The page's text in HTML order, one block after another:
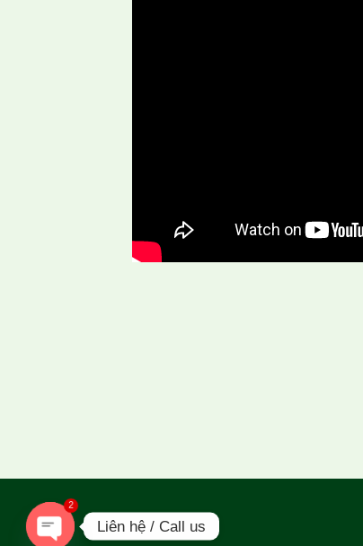
Liên hệ / Call us
2